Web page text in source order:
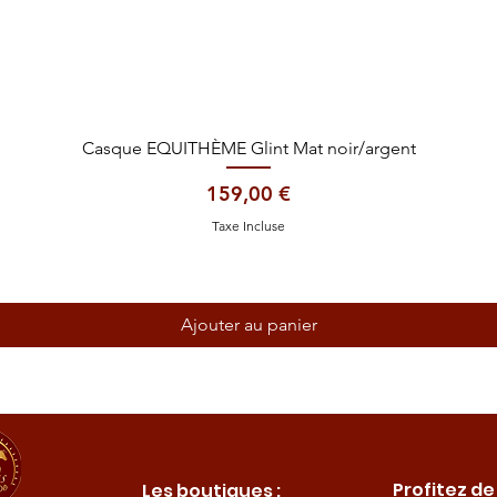
Aperçu rapide
Casque EQUITHÈME Glint Mat noir/argent
Prix
159,00 €
Taxe Incluse
Ajouter au panier
Les boutiques :
Profitez